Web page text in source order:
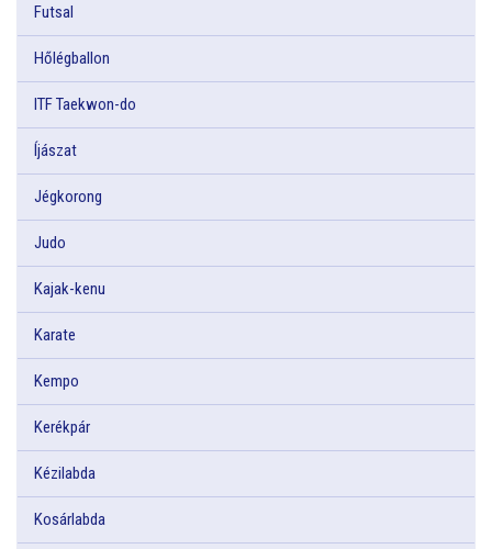
Futsal
Hőlégballon
ITF Taekwon-do
Íjászat
Jégkorong
Judo
Kajak-kenu
Karate
Kempo
Kerékpár
Kézilabda
Kosárlabda